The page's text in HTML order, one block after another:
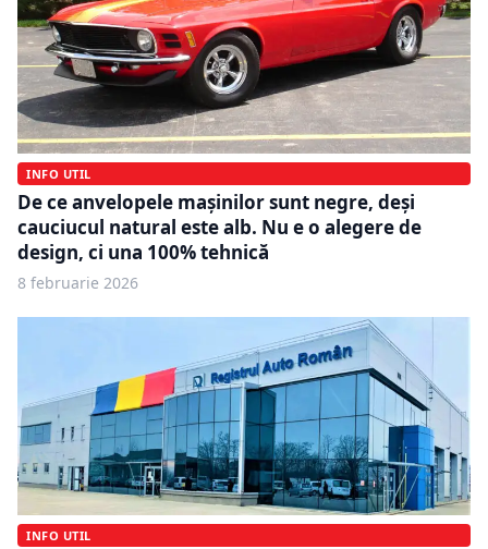
INFO UTIL
De ce anvelopele mașinilor sunt negre, deși
cauciucul natural este alb. Nu e o alegere de
design, ci una 100% tehnică
8 februarie 2026
INFO UTIL